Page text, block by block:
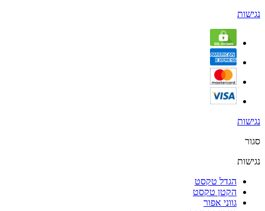
נגישות
נגישות
סגור
נגישות
הגדל טקסט
הקטן טקסט
גווני אפור